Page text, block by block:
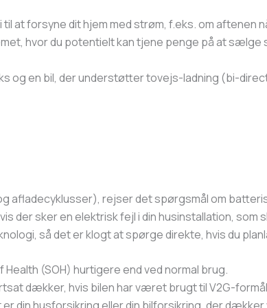
at forsyne dit hjem med strøm, f.eks. om aftenen
hvor du potentielt kan tjene penge på at
og en bil, der understøtter tovejs-ladning (bi-
afladecyklusser), rejser det spørgsmål om
der sker en elektrisk fejl i din husinstallation, som
så det er klogt at spørge direkte, hvis du
(SOH) hurtigere end ved normal brug.
dækker, hvis bilen har været brugt til V2G-